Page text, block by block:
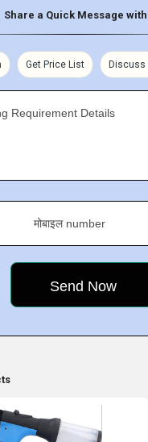
करने की सुविधा देते हैं।
Share a Quick Message
Get Price List Discuss
Requirement Details
मोबाइल number